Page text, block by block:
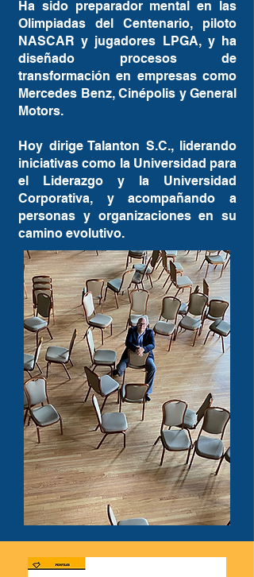
Ha sido preparador mental en las
Olimpiadas del Centenario, piloto
NASCAR y jugadores LPGA, y ha
diseñado procesos de
transformación en empresas como
Mercedes Benz, Cinépolis y General
Motors.
Hoy dirige Talanton S.C., liderando
iniciativas como la Universidad para
el Liderazgo y la Universidad
Corporativa, y acompañando a
personas y organizaciones en su
camino evolutivo.